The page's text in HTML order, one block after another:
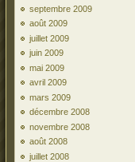
septembre 2009
août 2009
juillet 2009
juin 2009
mai 2009
avril 2009
mars 2009
décembre 2008
novembre 2008
août 2008
juillet 2008